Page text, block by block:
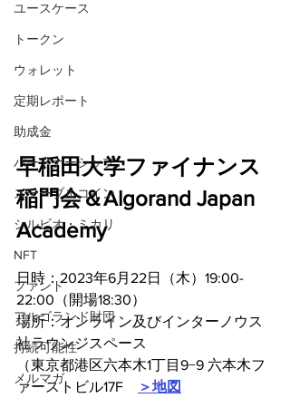
ユースケース
トークン
ウォレット
定期レポート
助成金
パートナーシップ
ステーブルコイン
シルビオ・ミカリ
NFT
ファンド
アルゴランド財団
持続可能性
メルマガ
早稲田大学ファイナンス
稲門会＆Algorand Japan
Academy
日時：2023年6月22日（木）19:00-
22:00（開場18:30）
場所：オンライン及びインターノウス
社ラウンジスペース
（東京都港区六本木1丁目9−9 六本木フ
ァーストビル17F
＞地図